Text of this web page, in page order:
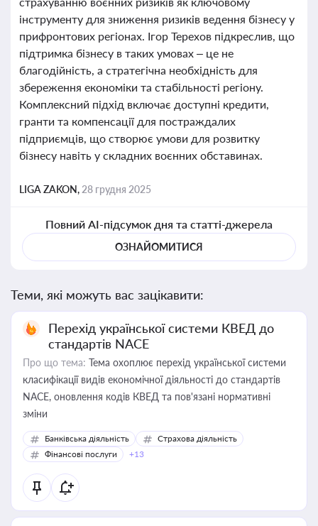
інструменту для зниження ризиків ведення бізнесу у
прифронтових регіонах. Ігор Терехов підкреслив, що
підтримка бізнесу в таких умовах – це не
благодійність, а стратегічна необхідність для
збереження економіки та стабільності регіону.
Комплексний підхід включає доступні кредити,
гранти та компенсації для постраждалих
підприємців, що створює умови для розвитку
бізнесу навіть у складних воєнних обставинах.
LIGA ZAKON, 28 грудня 2025
Повний AI-підсумок дня та статті-джерела
ОЗНАЙОМИТИСЯ
Теми, які можуть вас зацікавити:
Перехід української системи КВЕД до
стандартів NACE
Про що тема: Тема охоплює перехід української системи
класифікації видів економічної діяльності до стандартів
NACE, оновлення кодів КВЕД та пов'язані нормативні
зміни
Банківська діяльність
Страхова діяльність
Фінансові послуги
+13